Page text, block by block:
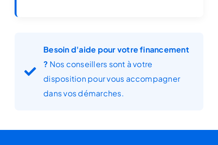
Besoin d'aide pour votre financement
? Nos conseillers sont à votre
disposition pour vous accompagner
dans vos démarches.